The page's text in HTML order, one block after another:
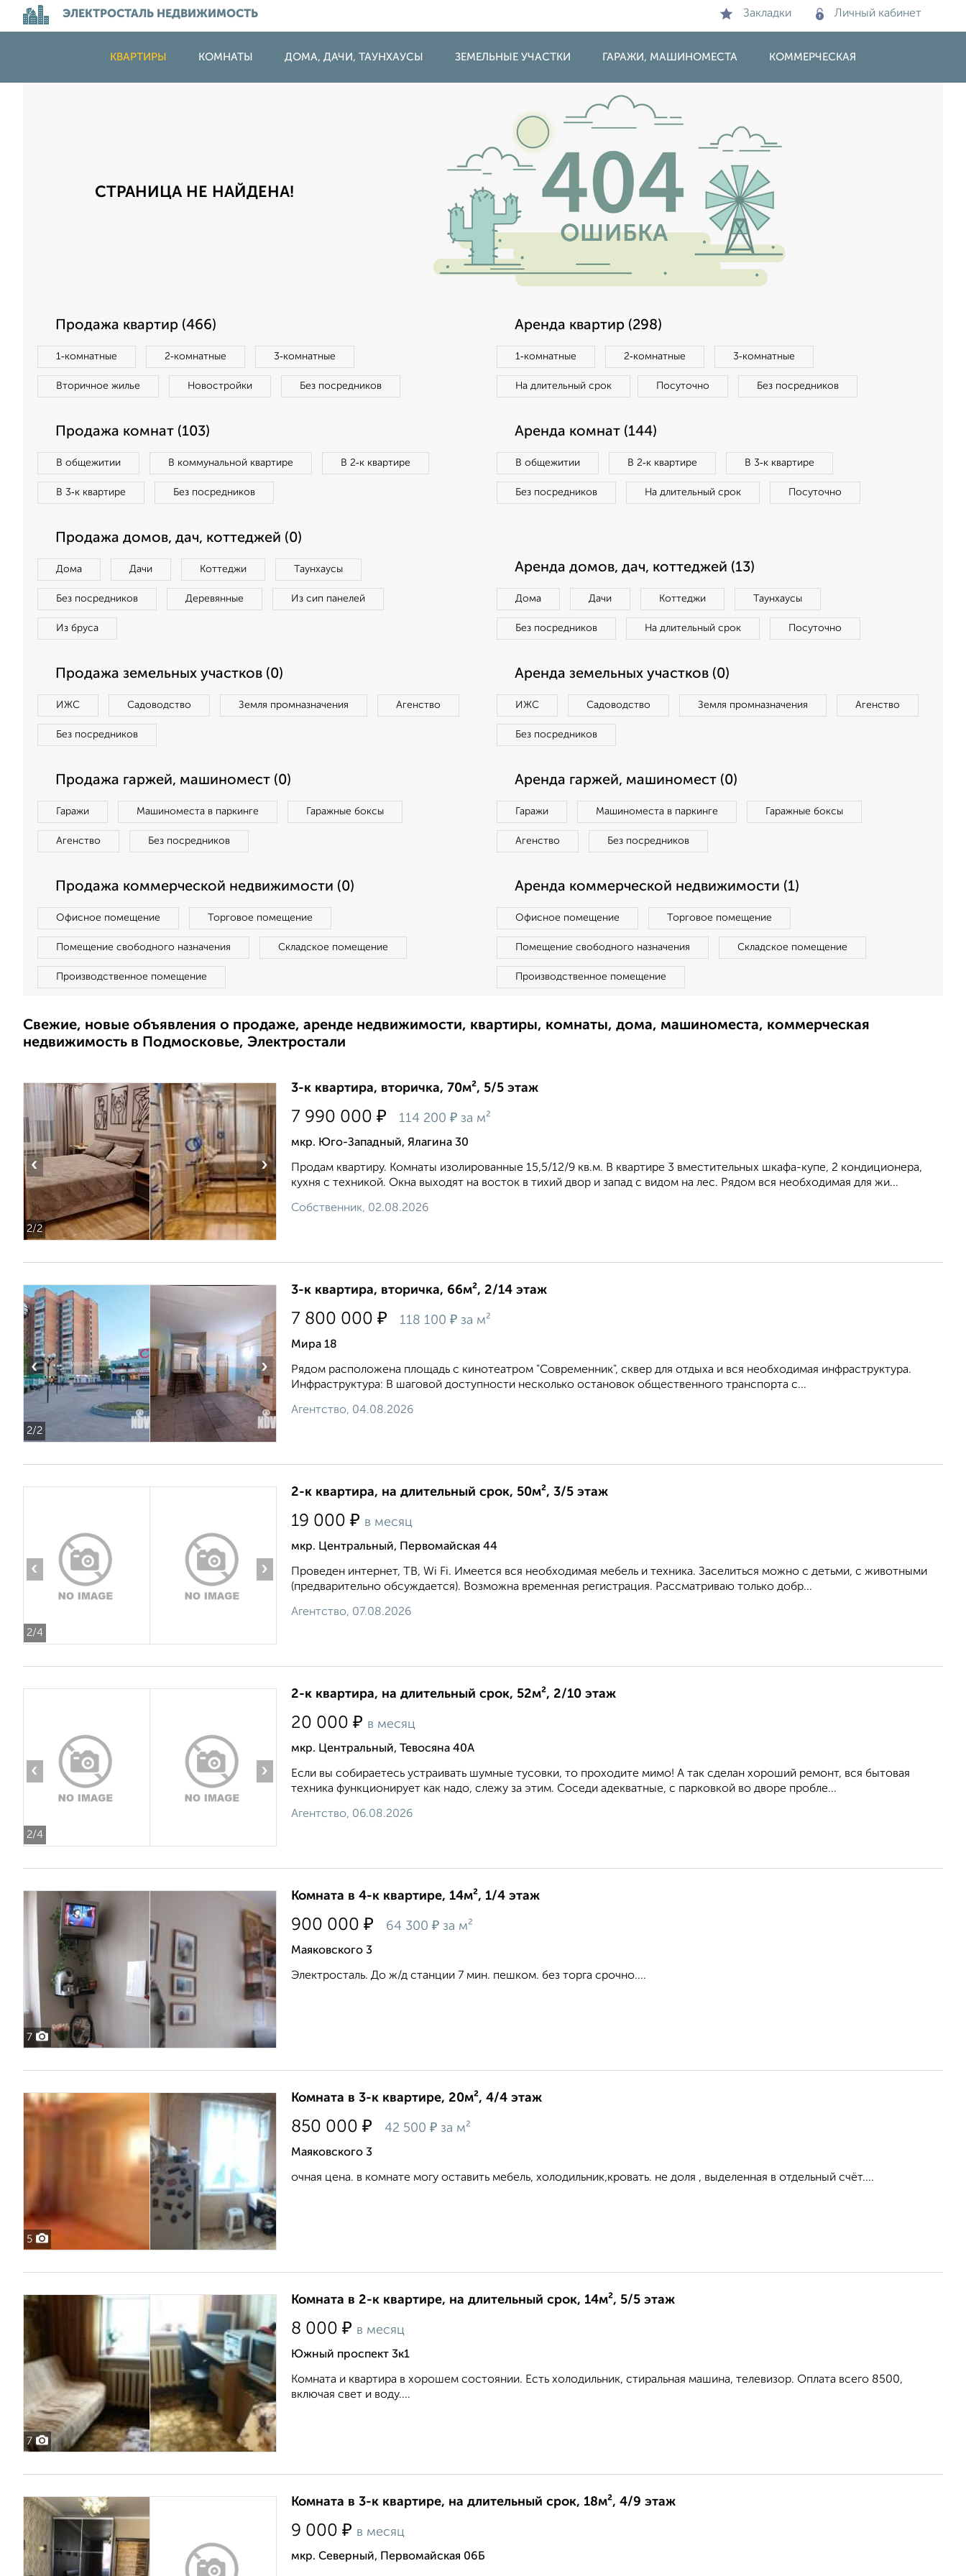
ЭЛЕКТРОСТАЛЬ НЕДВИЖИМОСТЬ Закладки Личный кабинет
КВАРТИРЫ КОМНАТЫ ДОМА, ДАЧИ, ТАУНХАУСЫ ЗЕМЕЛЬНЫЕ УЧАСТКИ ГАРАЖИ, МАШИНОМЕСТА КОММЕРЧЕСКАЯ
СТРАНИЦА НЕ НАЙДЕНА!
Продажа квартир (466)
1‑комнатные 2‑комнатные 3‑комнатные
Вторичное жилье Новостройки Без посредников
Аренда квартир (298)
1‑комнатные 2‑комнатные 3‑комнатные
На длительный срок Посуточно Без посредников
Продажа комнат (103)
В общежитии В коммунальной квартире В 2‑к квартире
В 3‑к квартире Без посредников
Аренда комнат (144)
В общежитии В 2‑к квартире В 3‑к квартире
Без посредников На длительный срок Посуточно
Продажа домов, дач, коттеджей (0)
Дома Дачи Коттеджи Таунхаусы
Без посредников Деревянные Из сип панелей
Из бруса
Аренда домов, дач, коттеджей (13)
Дома Дачи Коттеджи Таунхаусы
Без посредников На длительный срок Посуточно
Продажа земельных участков (0)
ИЖС Садоводство Земля промназначения Агенство
Без посредников
Аренда земельных участков (0)
ИЖС Садоводство Земля промназначения Агенство
Без посредников
Продажа гаржей, машиномест (0)
Гаражи Машиноместа в паркинге Гаражные боксы
Агенство Без посредников
Аренда гаржей, машиномест (0)
Гаражи Машиноместа в паркинге Гаражные боксы
Агенство Без посредников
Продажа коммерческой недвижимости (0)
Офисное помещение Торговое помещение
Помещение свободного назначения Складское помещение
Производственное помещение
Аренда коммерческой недвижимости (1)
Офисное помещение Торговое помещение
Помещение свободного назначения Складское помещение
Производственное помещение
Свежие, новые объявления о продаже, аренде недвижимости, квартиры, комнаты, дома, машиноместа, коммерческая
недвижимость в Подмосковье, Электростали
2/2
‹ ›
3-к квартира, вторичка, 70м², 5/5 этаж
7 990 000 ₽ 114 200 ₽ за м²
мкр. Юго-Западный, Ялагина 30
Продам квартиру. Комнаты изолированные 15,5/12/9 кв.м. В квартире 3 вместительных шкафа-купе, 2 кондиционера,
кухня с техникой. Окна выходят на восток в тихий двор и запад с видом на лес. Рядом вся необходимая для жи...
Собственник, 02.08.2026
2/2
‹ ›
3-к квартира, вторичка, 66м², 2/14 этаж
7 800 000 ₽ 118 100 ₽ за м²
Мира 18
Рядом расположена площадь с кинотеатром "Современник", сквер для отдыха и вся необходимая инфраструктура.
Инфраструктура: В шаговой доступности несколько остановок общественного транспорта с...
Агентство, 04.08.2026
2/4
‹ ›
2-к квартира, на длительный срок, 50м², 3/5 этаж
19 000 ₽ в месяц
мкр. Центральный, Первомайская 44
Проведен интернет, ТВ, Wi Fi. Имеется вся необходимая мебель и техника. Заселиться можно с детьми, с животными
(предварительно обсуждается). Возможна временная регистрация. Рассматриваю только добр...
Агентство, 07.08.2026
2/4
‹ ›
2-к квартира, на длительный срок, 52м², 2/10 этаж
20 000 ₽ в месяц
мкр. Центральный, Тевосяна 40А
Если вы собираетесь устраивать шумные тусовки, то проходите мимо! А так сделан хороший ремонт, вся бытовая
техника функционирует как надо, слежу за этим. Соседи адекватные, с парковкой во дворе пробле...
Агентство, 06.08.2026
7
Комната в 4-к квартире, 14м², 1/4 этаж
900 000 ₽ 64 300 ₽ за м²
Маяковского 3
Электросталь. До ж/д станции 7 мин. пешком. без торга срочно....
5
Комната в 3-к квартире, 20м², 4/4 этаж
850 000 ₽ 42 500 ₽ за м²
Маяковского 3
очная цена. в комнате могу оставить мебель, холодильник,кровать. не доля , выделенная в отдельный счёт....
7
Комната в 2-к квартире, на длительный срок, 14м², 5/5 этаж
8 000 ₽ в месяц
Южный проспект 3к1
Комната и квартира в хорошем состоянии. Есть холодильник, стиральная машина, телевизор. Оплата всего 8500,
включая свет и воду....
Комната в 3-к квартире, на длительный срок, 18м², 4/9 этаж
9 000 ₽ в месяц
мкр. Северный, Первомайская 06Б